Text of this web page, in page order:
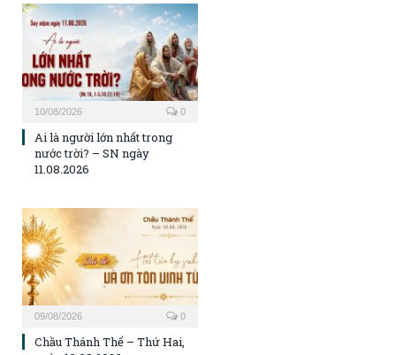
10/08/2026 0
Ai là người lớn nhất trong
nước trời? – SN ngày
11.08.2026
09/08/2026 0
Chầu Thánh Thể – Thứ Hai,